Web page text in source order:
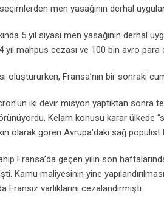
men yasağının derhal
5 yıl siyasi men yasağının derhal
mahpus cezası ve 100 bin avro para
Fransa’nın bir sonraki
iki devir misyon yaptıktan sonra
Kelam konusu karar ülkede
olarak gören Avrupa’daki sağ
Fransa’da geçen yılın son
Kamu maliyesinin yine
varlıklarını cezalandırmıştı.